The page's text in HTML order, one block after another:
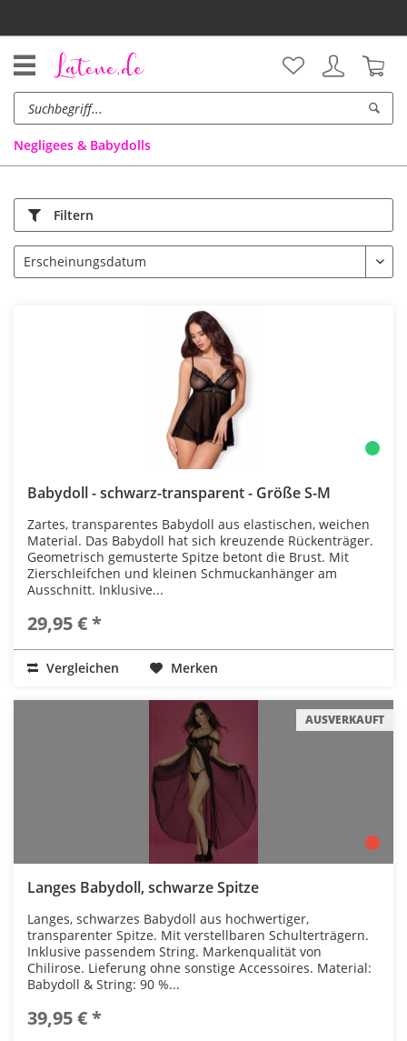
Negligees & Babydolls
Filtern
Babydoll - schwarz-transparent - Größe S-M
Zartes, transparentes Babydoll aus elastischen, weichen
Material. Das Babydoll hat sich kreuzende Rückenträger.
Geometrisch gemusterte Spitze betont die Brust. Mit
Zierschleifchen und kleinen Schmuckanhänger am
Ausschnitt. Inklusive...
29,95 € *
Vergleichen Merken
AUSVERKAUFT
Langes Babydoll, schwarze Spitze
Langes, schwarzes Babydoll aus hochwertiger,
transparenter Spitze. Mit verstellbaren Schulterträgern.
Inklusive passendem String. Markenqualität von
Chilirose. Lieferung ohne sonstige Accessoires. Material:
Babydoll & String: 90 %...
39,95 € *